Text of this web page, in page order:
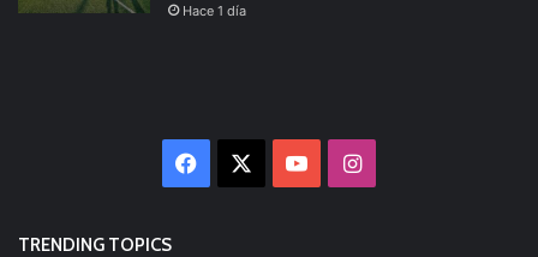
Hace 1 día
Facebook YouTubeInstagram
TRENDING TOPICS